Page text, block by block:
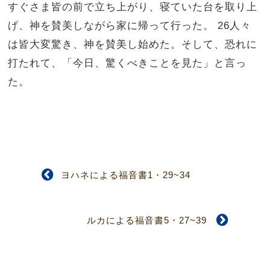
すぐさま皆の前で立ち上がり、寝ていた台を取り上
げ、神を賛美しながら家に帰って行った。 26人々
は皆大変驚き、神を賛美し始めた。そして、恐れに
打たれて、「今日、驚くべきことを見た」と言っ
た。
ヨハネによる福音書1・29~34
ルカによる福音書5・27~39